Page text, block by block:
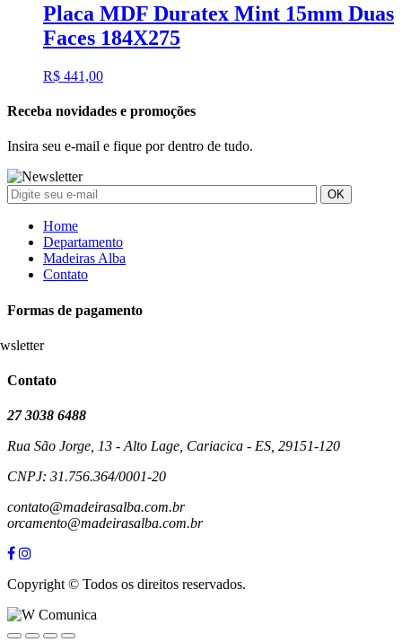
Placa MDF Duratex Mint 15mm Duas
Faces 184X275
R$ 441,00
Receba novidades e promoções
Insira seu e-mail e fique por dentro de tudo.
Home
Departamento
Madeiras Alba
Contato
Formas de pagamento
Contato
27 3038 6488
Rua São Jorge, 13 - Alto Lage, Cariacica - ES, 29151-120
CNPJ: 31.756.364/0001-20
contato@madeirasalba.com.br
orcamento@madeirasalba.com.br
Copyright © Todos os direitos reservados.